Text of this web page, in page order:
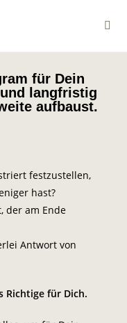
für Dein
langfristig
aufbaust.
festzustellen,
hast?
der am Ende
Antwort von
Richtige für Dich.